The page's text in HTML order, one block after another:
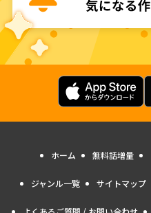
ホーム 無料話増量
ジャンル一覧 サイトマップ